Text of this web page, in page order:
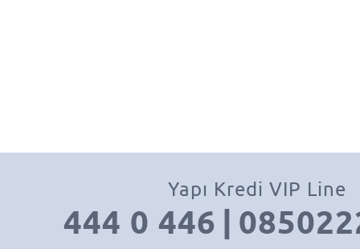
Yapı Kredi VIP Line
444 0 446 |